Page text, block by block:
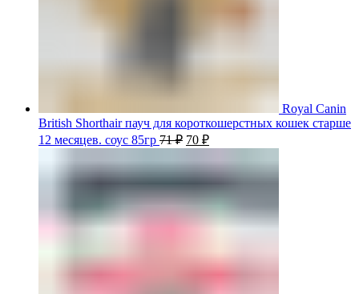
Royal Canin
British Shorthair пауч для короткошерстных кошек старше
12 месяцев. соус 85гр 71₽ 70 ₽